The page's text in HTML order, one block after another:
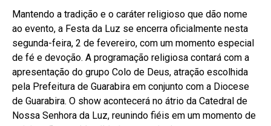
Mantendo a tradição e o caráter religioso que dão nome
ao evento, a Festa da Luz se encerra oficialmente nesta
segunda-feira, 2 de fevereiro, com um momento especial
de fé e devoção. A programação religiosa contará com a
apresentação do grupo Colo de Deus, atração escolhida
pela Prefeitura de Guarabira em conjunto com a Diocese
de Guarabira. O show acontecerá no átrio da Catedral de
Nossa Senhora da Luz, reunindo fiéis em um momento de